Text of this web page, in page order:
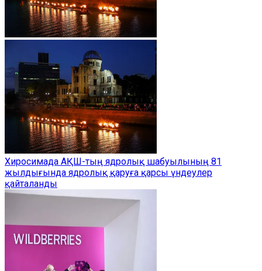
Хиросимада АҚШ-тың ядролық шабуылының 81
жылдығында ядролық қаруға қарсы үндеулер
қайталанды